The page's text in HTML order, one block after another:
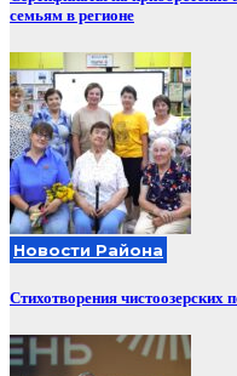
семьям в регионе
Новости Района
Стихотворения чистоозерских